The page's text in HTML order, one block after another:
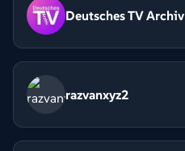
Deutsches TV Archiv
razvanxyz2